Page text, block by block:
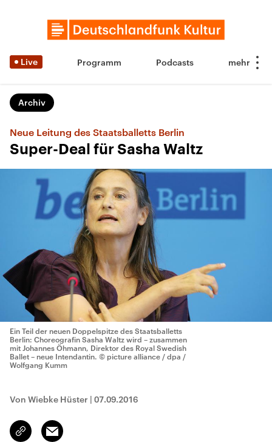
Live Programm Podcasts
Archiv
Neue Leitung des Staatsballetts Berlin
Super-Deal für Sasha Waltz
Ein Teil der neuen Doppelspitze des Staatsballetts
Berlin: Choreografin Sasha Waltz wird – zusammen
mit Johannes Öhmann, Direktor des Royal Swedish
Ballet – neue Intendantin. © picture alliance / dpa /
Wolfgang Kumm
Von Wiebke Hüster | 07.09.2016
Link
kopieren/teilen
Email